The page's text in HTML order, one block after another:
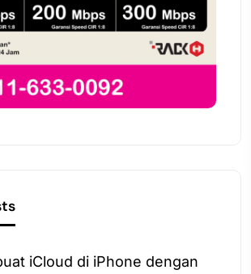
iCloud di iPhone dengan